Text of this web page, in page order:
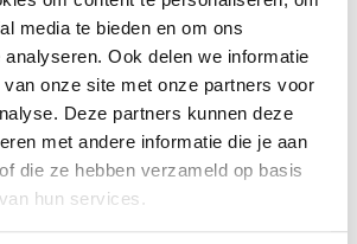
media te bieden en om ons
Ook delen we informatie
onze site met onze partners voor
Deze partners kunnen deze
met andere informatie die je aan
die ze hebben verzameld op basis
hun services.
aan de digitale
participeren volwaardig aan
de arbeidsmarkt. Dat is wat
van directe invloed
de laptops van Digital for